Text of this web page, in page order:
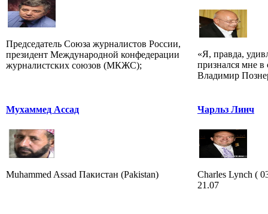
Председатель Союза журналистов России,
президент Международной конфедерации
журналистских союзов (МКЖС);
«Я, правда,
признался мне
Владимир
Мухаммед Ассад
Muhammed Assad Пакистан (Pakistan)
Чарльз Линч
Charles Lynch (
21.07